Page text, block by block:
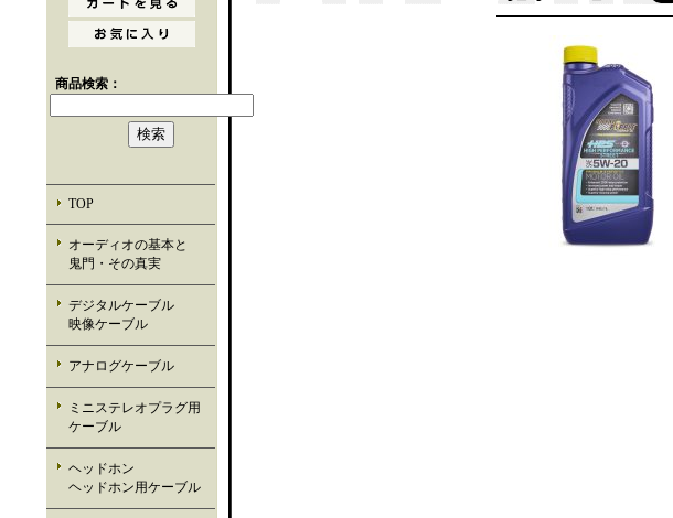
商品検索：
TOP
オーディオの基本と
鬼門・その真実
デジタルケーブル
映像ケーブル
アナログケーブル
ミニステレオプラグ用
ケーブル
ヘッドホン
ヘッドホン用ケーブル